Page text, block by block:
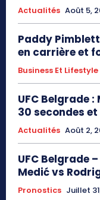
Actualités Août 5,
Paddy
en carrière et
Business Et Lifestyle
UFC Belgrade
30 secondes
Actualités Août 2,
UFC Belgrade
Medić vs
Pronostics Juillet